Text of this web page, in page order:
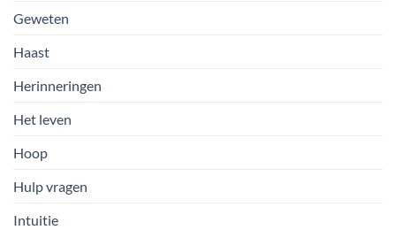
Geweten
Haast
Herinneringen
Het leven
Hoop
Hulp vragen
Intuitie